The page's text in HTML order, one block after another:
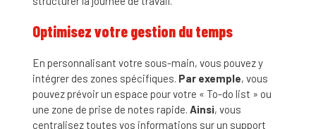
Optimisez votre gestion du temps
En personnalisant votre sous-main, vous pouvez y
intégrer des zones spécifiques. Par exemple, vous
pouvez prévoir un espace pour votre « To-do list » ou
une zone de prise de notes rapide. Ainsi, vous
centralisez toutes vos informations sur un support